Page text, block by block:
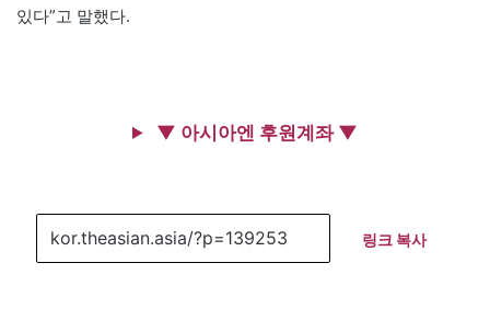
있다”고 말했다.
▼ 아시아엔 후원계좌 ▼
링크 복사